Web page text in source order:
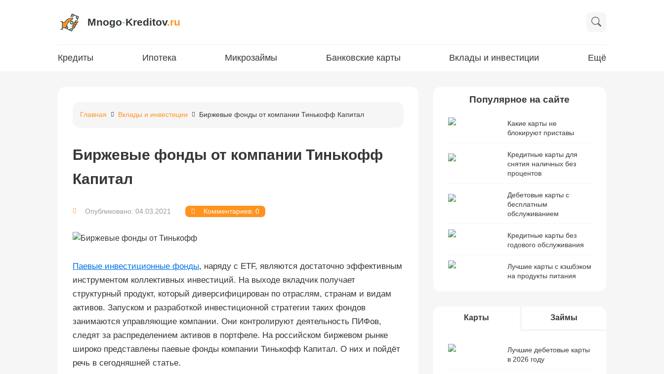
Mnogo-Kreditov.ru
Кредиты Ипотека Микрозаймы Банковские карты Вклады и инвестиции Ещё
Главная Вклады и инвестиции Биржевые фонды от компании Тинькофф Капитал
Биржевые фонды от компании Тинькофф
Капитал
Опубликовано: 04.03.2021 Комментариев: 0
Паевые инвестиционные фонды, наряду с ETF, являются достаточно эффективным
инструментом коллективных инвестиций. На выходе вкладчик получает
структурный продукт, который диверсифицирован по отраслям, странам и видам
активов. Запуском и разработкой инвестиционной стратегии таких фондов
занимаются управляющие компании. Они контролируют деятельность ПИФов,
следят за распределением активов в портфеле. На российском биржевом рынке
широко представлены паевые фонды компании Тинькофф Капитал. О них и пойдёт
речь в сегодняшней статье.
Популярное на сайте
Какие карты не
блокируют приставы
Кредитные карты для
снятия наличных без
процентов
Дебетовые карты с
бесплатным
обслуживанием
Кредитные карты без
годового обслуживания
Лучшие карты с кэшбэком
на продукты питания
Карты Займы
Лучшие дебетовые карты
в 2026 году